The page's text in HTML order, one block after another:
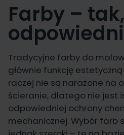
Farby –
Tradycyjne farby do
głównie funkcję
raczej nie są narażone na
ścieranie, dlatego nie jest
odpowiedniej ochrony
mechanicznej. Wybór farb